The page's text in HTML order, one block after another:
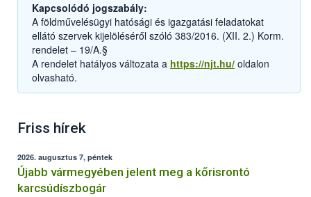
Kapcsolódó jogszabály:
A földművelésügyi hatósági és igazgatási feladatokat
ellátó szervek kijelöléséről szóló 383/2016. (XII. 2.) Korm.
rendelet – 19/A.§
A rendelet hatályos változata a https://njt.hu/ oldalon
olvasható.
Friss hírek
2026. augusztus 7, péntek
Újabb vármegyében jelent meg a kőrisrontó
karcsúdíszbogár